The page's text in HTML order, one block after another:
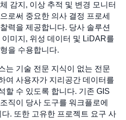
감지, 이상 추적 및 변경 모니터
로써 중요한 의사 결정 프로세
력을 제공합니다. 당사 솔루션
미지, 위성 데이터 및 LiDAR를
을 수용합니다.
는 기술 전문 지식이 없는 전문
여 사용자가 지리공간 데이터를
할 수 있도록 합니다. 기존 GIS
직이 당사 도구를 워크플로에
. 또한 고유한 프로젝트 요구 사